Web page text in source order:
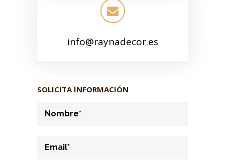
info@raynadecor.es
SOLICITA INFORMACIÓN